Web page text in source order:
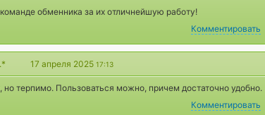
обменника за их отличнейшую работу!
Комментировать
17 апреля 2025 17:13
но терпимо. Пользоваться можно, причем достаточно удобно.
Комментировать